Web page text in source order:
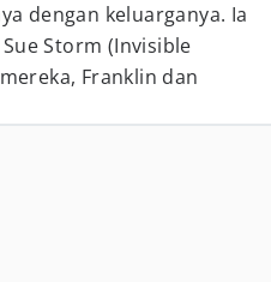
dengan keluarganya. Ia
Storm (Invisible
Franklin dan